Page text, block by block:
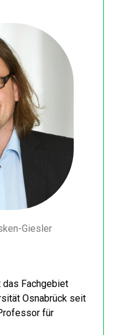
Giesler
Fachgebiet
Osnabrück seit
für